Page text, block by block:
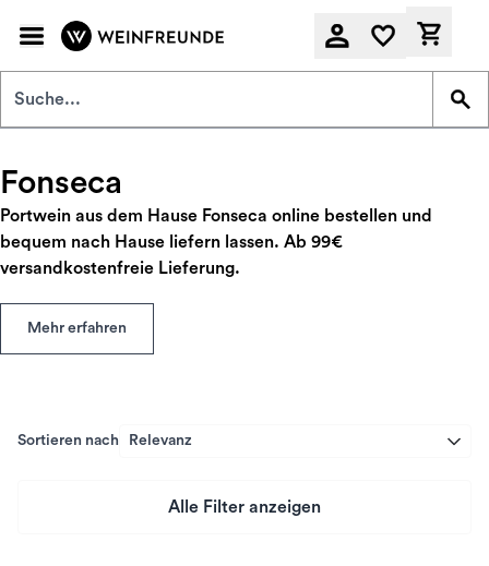
Fonseca
Portwein aus dem Hause Fonseca online bestellen und
bequem nach Hause liefern lassen. Ab 99€
versandkostenfreie Lieferung.
Mehr erfahren
Sortieren nach Relevanz
Alle Filter anzeigen